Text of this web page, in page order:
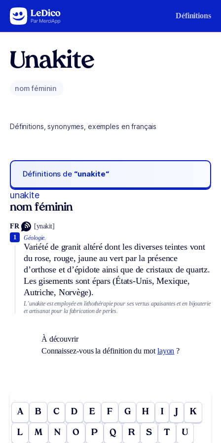
Aller au contenu Définitions
Unakite
nom féminin
Définitions, synonymes, exemples en français
Définitions de “unakite“
unakite
nom féminin
FR [ynakit]
Géologie.
Variété de granit altéré dont les diverses teintes vont
du rose, rouge, jaune au vert par la présence
d’orthose et d’épidote ainsi que de cristaux de quartz.
Les gisements sont épars (États-Unis, Mexique,
Autriche, Norvège).
1
L’unakite est employée en lithothérapie pour ses vertus apaisantes et en bijouterie
et artisanat pour la fabrication de perles.
À découvrir
Connaissez-vous la définition du mot layon ?
A B C D E F G H I J K
L M N O P Q R S T U